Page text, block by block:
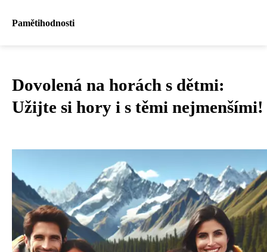
Pamětihodnosti
Dovolená na horách s dětmi:
Užijte si hory i s těmi nejmenšími!